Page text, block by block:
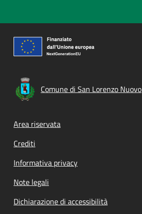
Comune di San Lorenzo Nuovo
Footer menu
Area riservata
Crediti
Informativa privacy
Note legali
Dichiarazione di accessibilità